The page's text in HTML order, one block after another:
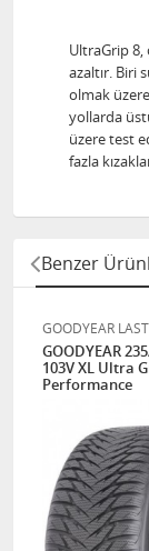
UltraGrip 8,
azaltır. Biri
olmak
yollarda
üzere test
fazla
Benzer
GOODYEAR
GOODYEAR
103V XL Ultra
Performance